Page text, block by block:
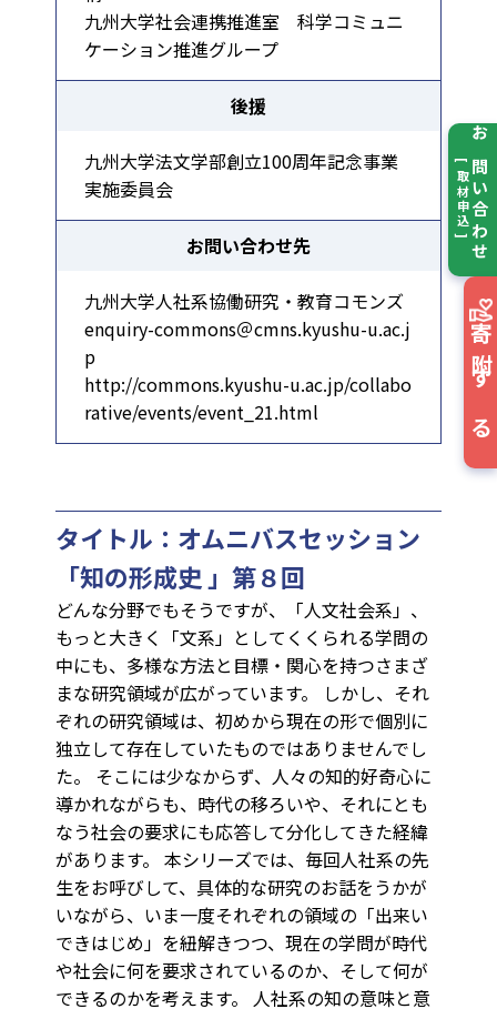
お問い合わせ
[ 取材申込 ]
寄附する
九州大学社会連携推進室 科学コミュニ
ケーション推進グループ
後援
九州⼤学法⽂学部創⽴100周年記念事業
実施委員会
お問い合わせ先
九州大学人社系協働研究・教育コモンズ
enquiry-commons＠cmns.kyushu-u.ac.j
p
http://commons.kyushu-u.ac.jp/collabo
rative/events/event_21.html
タイトル：オムニバスセッション
「知の形成史 」第８回
どんな分野でもそうですが、「人文社会系」、
もっと大きく「文系」としてくくられる学問の
中にも、多様な方法と目標・関心を持つさまざ
まな研究領域が広がっています。 しかし、それ
ぞれの研究領域は、初めから現在の形で個別に
独立して存在していたものではありませんでし
た。 そこには少なからず、人々の知的好奇心に
導かれながらも、時代の移ろいや、それにとも
なう社会の要求にも応答して分化してきた経緯
があります。 本シリーズでは、毎回人社系の先
生をお呼びして、具体的な研究のお話をうかが
いながら、いま一度それぞれの領域の「出来い
できはじめ」を紐解きつつ、現在の学問が時代
や社会に何を要求されているのか、そして何が
できるのかを考えます。 人社系の知の意味と意